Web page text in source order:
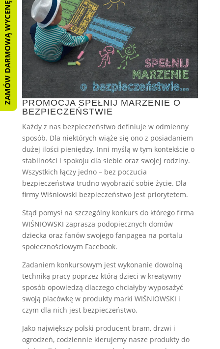
PROMOCJA SPEŁNIJ MARZENIE O
BEZPIECZEŃSTWIE
Każdy z nas bezpieczeństwo definiuje w odmienny
sposób. Dla niektórych wiąże się ono z posiadaniem
dużej ilości pieniędzy. Inni myślą w tym kontekście o
stabilności i spokoju dla siebie oraz swojej rodziny.
Wszystkich łączy jedno – bez poczucia
bezpieczeństwa trudno wyobrazić sobie życie. Dla
firmy Wiśniowski bezpieczeństwo jest priorytetem.
Stąd pomysł na szczególny konkurs do którego firma
WIŚNIOWSKI zaprasza podopiecznych domów
dziecka oraz fanów swojego fanpagea na portalu
społecznościowym Facebook.
Zadaniem konkursowym jest wykonanie dowolną
techniką pracy poprzez którą dzieci w kreatywny
sposób opowiedzą dlaczego chciałyby wyposażyć
swoją placówkę w produkty marki WIŚNIOWSKI i
czym dla nich jest bezpieczeństwo.
Jako największy polski producent bram, drzwi i
ogrodzeń, codziennie kierujemy nasze produkty do
ZAMÓW DARMOWĄ WYCENĘ